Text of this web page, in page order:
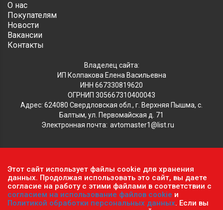
О нас
Покупателям
Новости
Вакансии
Контакты
Владелец сайта:
ИП Колпакова Елена Васильевна
ИНН 667330819620
ОГРНИП 305667310400043
Адрес: 624080 Свердловская обл., г. Верхняя Пышма, с.
Балтым, ул. Первомайская д. 71
Электронная почта: avtomaster1@list.ru
Обратите внимание, что данный сайт носит исключительно
информационный характер и ни при каких условиях не
является публичной офертой, определяемой положениями ч.2
ст. 437 Гражданского кодекса РФ.Политика
конфиденциальности персональных данных.
Этот сайт использует файлы cookie для хранения
данных. Продолжая использовать это сайт, вы даете
согласие на работу с этими файлами в соответствии с
согласием на использование файлов cookie и
Политикой обработки персональных данных. Если вы